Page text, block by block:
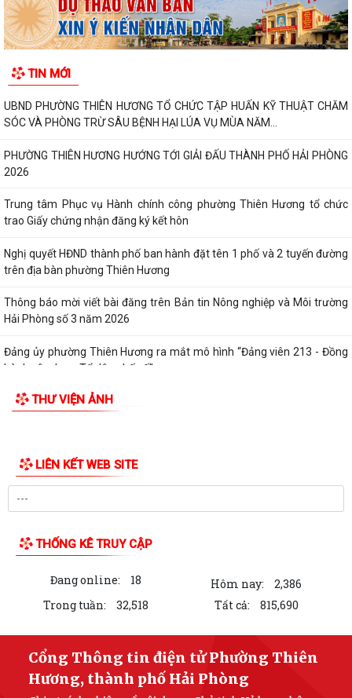
TIN MỚI
UBND PHƯỜNG THIÊN HƯƠNG TỔ CHỨC TẬP HUẤN KỸ THUẬT CHĂM
SÓC VÀ PHÒNG TRỪ SÂU BỆNH HẠI LÚA VỤ MÙA NĂM...
️PHƯỜNG THIÊN HƯƠNG HƯỚNG TỚI GIẢI ĐẤU THÀNH PHỐ HẢI PHÒNG
2026
Trung tâm Phục vụ Hành chính công phường Thiên Hương tổ chức
trao Giấy chứng nhận đăng ký kết hôn
Nghị quyết HĐND thành phố ban hành đặt tên 1 phố và 2 tuyến đường
trên địa bàn phường Thiên Hương
Thông báo mời viết bài đăng trên Bản tin Nông nghiệp và Môi trường
Hải Phòng số 3 năm 2026
Đảng ủy phường Thiên Hương ra mắt mô hình “Đảng viên 213 - Đồng
hành xây dựng Tổ dân phố số”
THƯ VIỆN ẢNH
LIÊN KẾT WEB SITE